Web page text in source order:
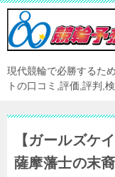
現代競輪で必勝するた
トの口コミ,評価,評判,
【ガールズケ
薩摩藩士の末